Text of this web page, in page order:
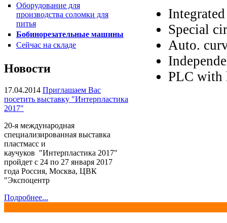
Пакетоделательная машина
Плёночный экструдер KMH-
45, KMH-55
Оборудование для
производства соломки для
питья
Бобинорезательные машины
Сейчас на складе
Новости
17.04.2014 Приглашаем Вас
посетить выставку "Интерпластика
2017"
20-я международная
специализированная выставка
пластмасс и
каучуков "Интерпластика 2017"
пройдет с 24 по 27 января 2017
года Россия, Москва, ЦВК
"Экспоцентр
Подробнее...
Special
Auto.
PLC with